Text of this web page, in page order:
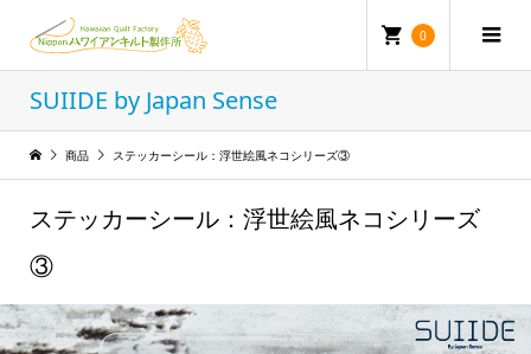
0
SUIIDE by Japan Sense
商品 ステッカーシール：浮世絵風ネコシリーズ③
ステッカーシール：浮世絵風ネコシリーズ
③